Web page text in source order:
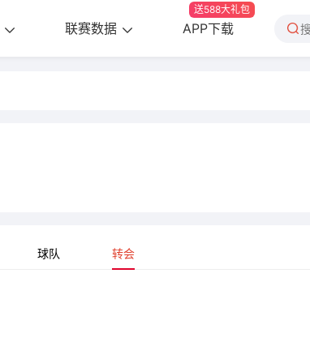
联赛数据 APP下载
送588大礼包
球队 转会